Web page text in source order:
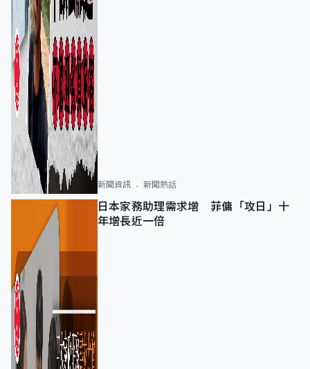
新聞資訊 新聞熱話
日本家務助理需求增 菲傭「攻日」十
年增長近一倍